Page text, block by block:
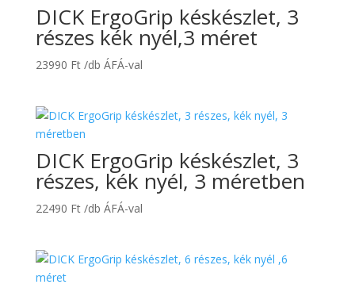
DICK ErgoGrip késkészlet, 3
részes kék nyél,3 méret
23990 Ft /db ÁFÁ-val
DICK ErgoGrip késkészlet, 3
részes, kék nyél, 3 méretben
22490 Ft /db ÁFÁ-val